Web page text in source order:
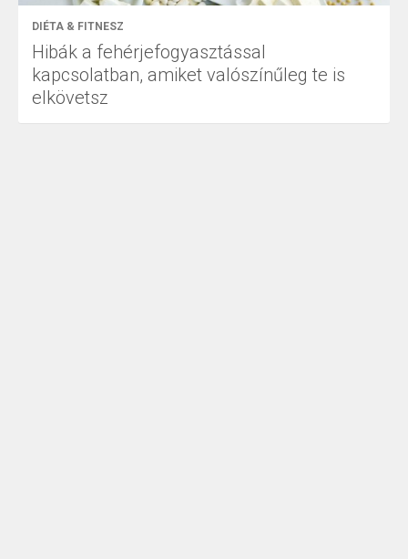
DIÉTA & FITNESZ
Hibák a fehérjefogyasztással
kapcsolatban, amiket valószínűleg te is
elkövetsz